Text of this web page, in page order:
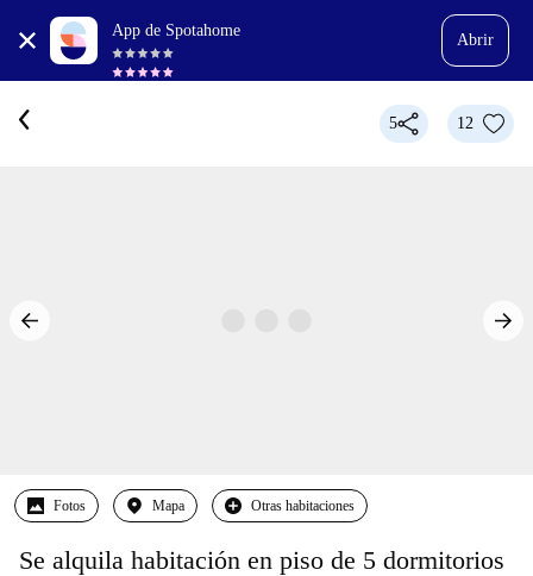
App de Spotahome
Abrir
5 12
Fotos Mapa Otras habitaciones
Se alquila habitación en piso de 5 dormitorios